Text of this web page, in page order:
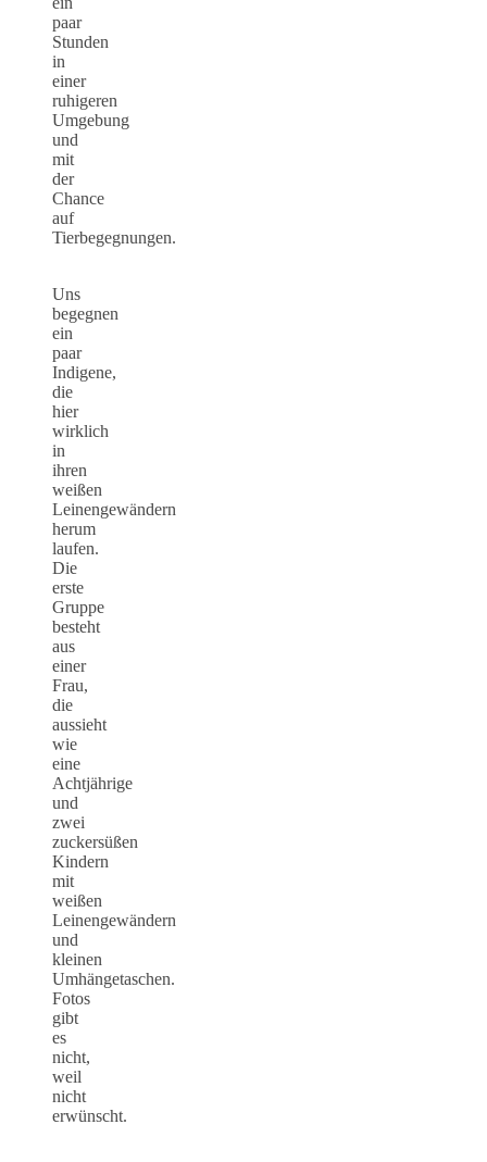
paar
Stunden
in
einer
ruhigeren
Umgebung
und
mit
der
Chance
auf
Tierbegegnungen.
Uns
begegnen
ein
paar
Indigene,
die
hier
wirklich
in
ihren
weißen
Leinengewändern
herum
laufen.
Die
erste
Gruppe
besteht
aus
einer
Frau,
die
aussieht
wie
eine
Achtjährige
und
zwei
zuckersüßen
Kindern
mit
weißen
Leinengewändern
und
kleinen
Umhängetaschen.
Fotos
gibt
es
nicht,
weil
nicht
erwünscht.